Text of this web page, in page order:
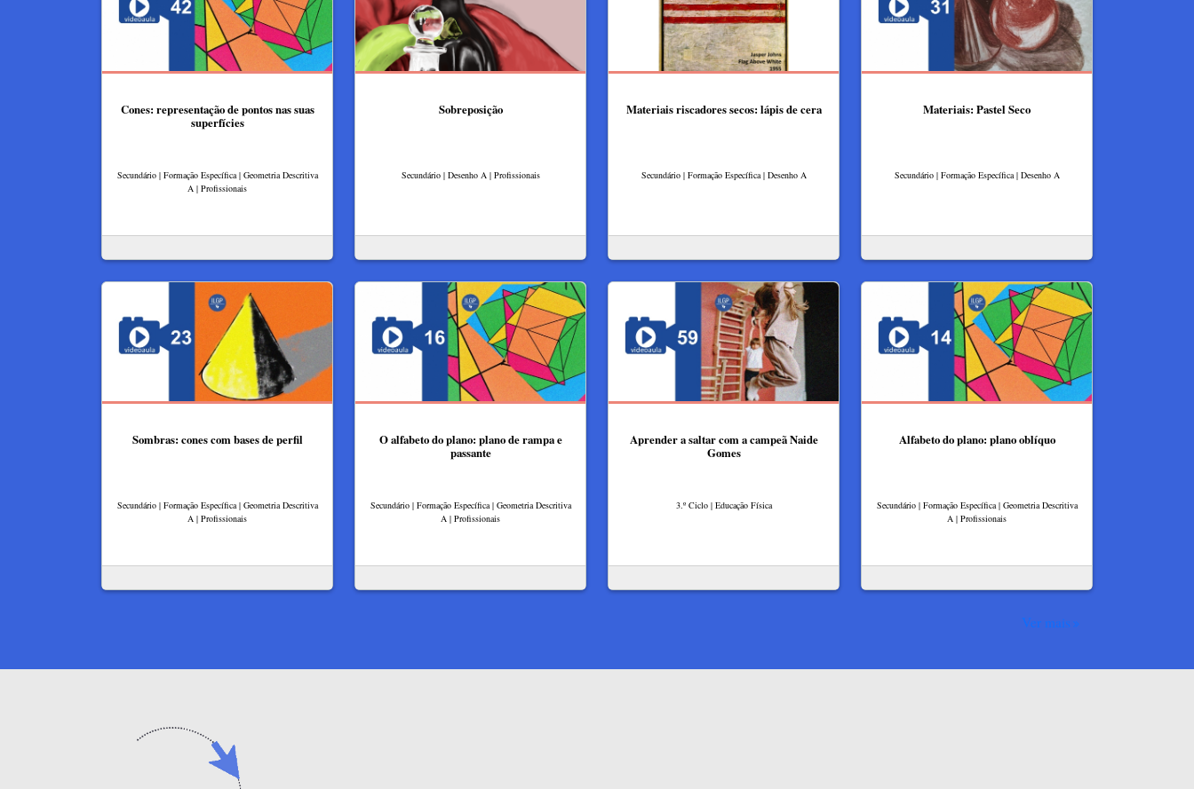
Cones: representação de pontos nas suas
superfícies
Secundário | Formação Específica | Geometria Descritiva
A | Profissionais
Sobreposição
Secundário | Desenho A | Profissionais
Materiais riscadores secos: lápis de cera
Secundário | Formação Específica | Desenho A
Materiais: Pastel Seco
Secundário | Formação Específica | Desenho A
Sombras: cones com bases de perfil
Secundário | Formação Específica | Geometria Descritiva
A | Profissionais
O alfabeto do plano: plano de rampa e
passante
Secundário | Formação Específica | Geometria Descritiva
A | Profissionais
Aprender a saltar com a campeã Naide
Gomes
3.º Ciclo | Educação Física
Alfabeto do plano: plano oblíquo
Secundário | Formação Específica | Geometria Descritiva
A | Profissionais
Ver mais